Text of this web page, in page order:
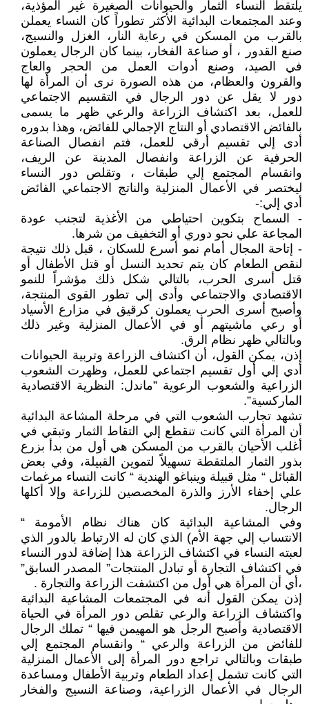
يلتقط النساء الثمار والحيوانات الصغيرة غير المؤذية،
وعند المجتمعات البدائية الأكثر تطوراً كان النساء يعملن
بالقرب من المسكن في رعاية النار، الغزل والنسيج،
صنع القدور ، أو صناعة الفخار، بينما كان الرجال يعملون
في الصيد، وصنع أدوات العمل من الحجر والعاج
والقرون والعظام، من هذه الصورة نرى أن المرأة لها
دور لا يقل عن دور الرجال في التقسيم الاجتماعي
للعمل، بعد اكتشاف الزراعة والرعي ظهر ما يسمى
بالفائض الاقتصادي أو النتاج الإجمالي للفائض، وهذا بدوره
أدى إلي تقسيم أرقي للعمل، فتم انفصال الصناعة
الحرفية عن الزراعة وانفصال المدينة عن الريف،
وانقسام المجتمع إلي طبقات ، وتقلص دور النساء
ليختصر في الأعمال المنزلية والناتج الاجتماعي الفائض
أدي إلي:-
- السماح بتكوين احتياطي من الأغذية لتجنب عودة
المجاعة علي نحو دوري أو التخفيف من شرها.
- إتاحة المجال أمام نمو أسرع للسكان ، قبل ذلك نتيجة
لنقص الطعام كان يتم تحديد النسل أو قتل الأطفال أو
قتل أسرى الحرب، بالتالي شكل ذلك مؤشراً للنمو
الاقتصادي والاجتماعي وأدى إلي تطور القوى المنتجة،
وأصبح أسرى الحرب يعملون كرقيق في مزارع الأسياد
أو رعي ماشيتهم أو في الأعمال المنزلية وغير ذلك
وبالتالي ظهر نظام الرق.
إذن، يمكن القول، أن اكتشاف الزراعة وتربية الحيوانات
أدي إلي أول تقسيم اجتماعي للعمل، وظهرت الشعوب
الزراعية والشعوب الرعوية ”ماندل: النظرية الاقتصادية
الماركسية”.
تشهد تجارب الشعوب التي في مرحلة المشاعة البدائية
أن المرأة التي كانت تنقطع إلي التقاط الثمار وتبقي في
أغلب الأحيان بالقرب من المسكن هي أول من بدأ بزرع
بذور الثمار الملتقطة تسهيلاً لتموين القبيلة، وفي بعض
القبائل “ مثل قبيلة وينباغو الهندية “ كانت النساء مرغمات
علي إخفاء الأرز والذرة المخصصين للزراعة وإلا أكلها
الرجال.
وفي المشاعية البدائية كان هناك نظام الأمومة “
الانتساب إلي جهة الأم) الذي كان له الارتباط بالدور الذي
لعبته النساء في اكتشاف الزراعة هذا إضافة لدور النساء
في اكتشاف التجارة أو تبادل المنتجات” المصدر السابق”
،أي أن المرأة هي أول من اكتشفت الزراعة والتجارة .
إذن يمكن القول أنه في المجتمعات المشاعية البدائية
واكتشاف الزراعة والرعي تقلص دور المرأة في الحياة
الاقتصادية وأصبح الرجل هو المهيمن فيها “ تملك الرجال
للفائض من الزراعة والرعي “ وانقسام المجتمع إلي
طبقات وبالتالي تراجع دور المرأة إلى الأعمال المنزلية
التي كانت تشمل إعداد الطعام وتربية الأطفال ومساعدة
الرجال في الأعمال الزراعية، وصناعة النسيج والفخار